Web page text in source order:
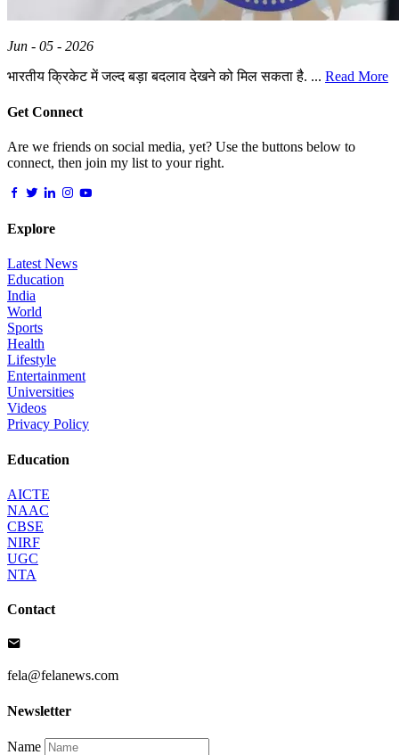
Jun - 05 - 2026
भारतीय क्रिकेट में जल्द बड़ा बदलाव देखने को मिल सकता है. ... Read More
Get Connect
Are we friends on social media, yet? Use the buttons below to
connect, then join my list to your right.
Explore
Latest News
Education
India
World
Sports
Health
Lifestyle
Entertainment
Universities
Videos
Privacy Policy
Education
AICTE
NAAC
CBSE
NIRF
UGC
NTA
Contact
fela@felanews.com
Newsletter
Name